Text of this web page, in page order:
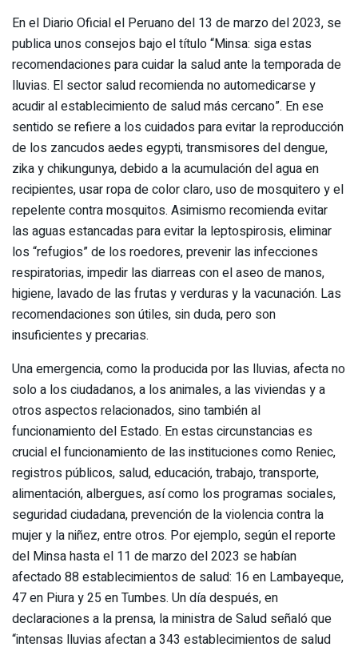
En el Diario Oficial el Peruano del 13 de marzo del 2023, se
publica unos consejos bajo el título “Minsa: siga estas
recomendaciones para cuidar la salud ante la temporada de
lluvias. El sector salud recomienda no automedicarse y
acudir al establecimiento de salud más cercano”. En ese
sentido se refiere a los cuidados para evitar la reproducción
de los zancudos aedes egypti, transmisores del dengue,
zika y chikungunya, debido a la acumulación del agua en
recipientes, usar ropa de color claro, uso de mosquitero y el
repelente contra mosquitos. Asimismo recomienda evitar
las aguas estancadas para evitar la leptospirosis, eliminar
los “refugios” de los roedores, prevenir las infecciones
respiratorias, impedir las diarreas con el aseo de manos,
higiene, lavado de las frutas y verduras y la vacunación. Las
recomendaciones son útiles, sin duda, pero son
insuficientes y precarias.
Una emergencia, como la producida por las lluvias, afecta no
solo a los ciudadanos, a los animales, a las viviendas y a
otros aspectos relacionados, sino también al
funcionamiento del Estado. En estas circunstancias es
crucial el funcionamiento de las instituciones como Reniec,
registros públicos, salud, educación, trabajo, transporte,
alimentación, albergues, así como los programas sociales,
seguridad ciudadana, prevención de la violencia contra la
mujer y la niñez, entre otros. Por ejemplo, según el reporte
del Minsa hasta el 11 de marzo del 2023 se habían
afectado 88 establecimientos de salud: 16 en Lambayeque,
47 en Piura y 25 en Tumbes. Un día después, en
declaraciones a la prensa, la ministra de Salud señaló que
“intensas lluvias afectan a 343 establecimientos de salud